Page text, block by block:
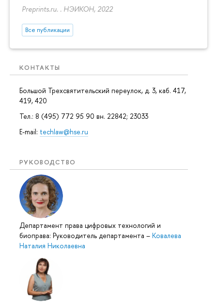
Preprints.ru. . НЭИКОН, 2022
Все публикации
КОНТАКТЫ
Большой Трехсвятительский переулок, д. 3, каб. 417,
419, 420
Тел.: 8 (495) 772 95 90 вн. 22842; 23033
E-mail: techlaw@hse.ru
РУКОВОДСТВО
Департамент права цифровых технологий и
биоправа: Руководитель департамента – Ковалева
Наталия Николаевна